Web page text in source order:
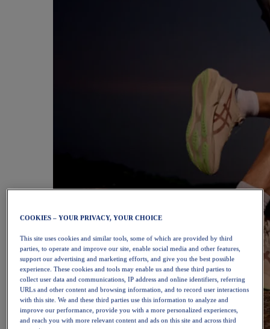
COOKIES – YOUR PRIVACY, YOUR CHOICE
This site uses cookies and similar tools, some of which are provided by third
parties, to operate and improve our site, enable social media and other features,
support our advertising and marketing efforts, and give you the best possible
experience. These cookies and tools may enable us and these third parties to
collect user data and communications, IP address and online identifiers, referring
URLs and other content and browsing information, and to record user interactions
with this site. We and these third parties use this information to analyze and
improve our performance, provide you with a more personalized experiences,
and reach you with more relevant content and ads on this site and across third